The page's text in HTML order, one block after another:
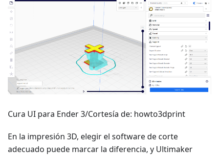
Cura UI para Ender 3/Cortesía de: howto3dprint
En la impresión 3D, elegir el software de corte
adecuado puede marcar la diferencia, y Ultimaker